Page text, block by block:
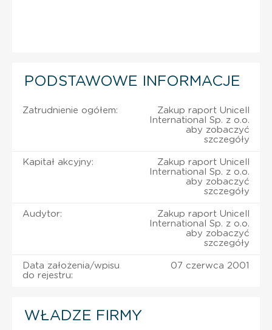
PODSTAWOWE INFORMACJE
Zatrudnienie ogółem:
Zakup raport Unicell
International Sp. z o.o.
aby zobaczyć
szczegóły
Kapitał akcyjny:
Zakup raport Unicell
International Sp. z o.o.
aby zobaczyć
szczegóły
Audytor:
Zakup raport Unicell
International Sp. z o.o.
aby zobaczyć
szczegóły
Data założenia/wpisu
do rejestru:
07 czerwca 2001
WŁADZE FIRMY